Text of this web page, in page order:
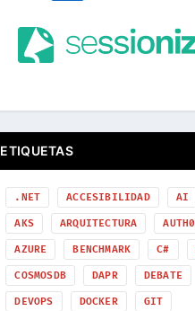
ETIQUETAS
.NET ACCESIBILIDAD AI
AKS ARQUITECTURA AUTH0
AZURE BENCHMARK C#
COSMOSDB DAPR DEBATE
DEVOPS DOCKER GIT